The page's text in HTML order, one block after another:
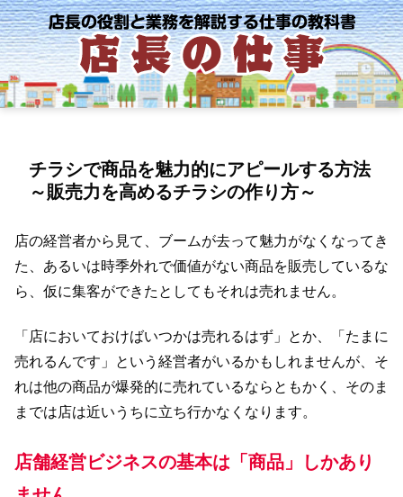
チラシで商品を魅力的にアピールする方法
～販売力を高めるチラシの作り方～
店の経営者から見て、ブームが去って魅力がなくなってき
た、あるいは時季外れで価値がない商品を販売しているな
ら、仮に集客ができたとしてもそれは売れません。
「店においておけばいつかは売れるはず」とか、「たまに
売れるんです」という経営者がいるかもしれませんが、そ
れは他の商品が爆発的に売れているならともかく、そのま
までは店は近いうちに立ち行かなくなります。
店舗経営ビジネスの基本は「商品」しかあり